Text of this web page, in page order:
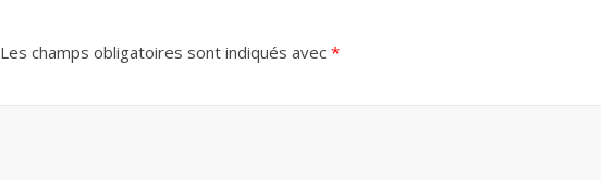
Les champs obligatoires sont indiqués avec *